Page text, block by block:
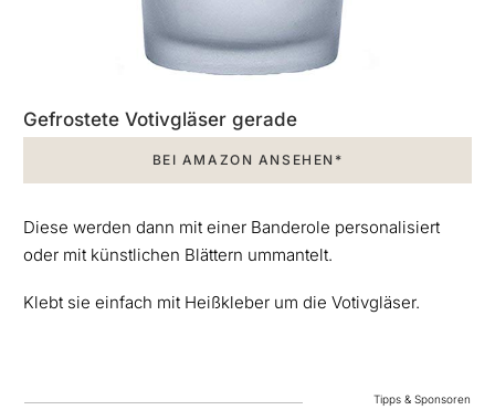
Gefrostete Votivgläser gerade
BEI AMAZON ANSEHEN*
Diese werden dann mit einer Banderole personalisiert
oder mit künstlichen Blättern ummantelt.
Klebt sie einfach mit Heißkleber um die Votivgläser.
Tipps & Sponsoren